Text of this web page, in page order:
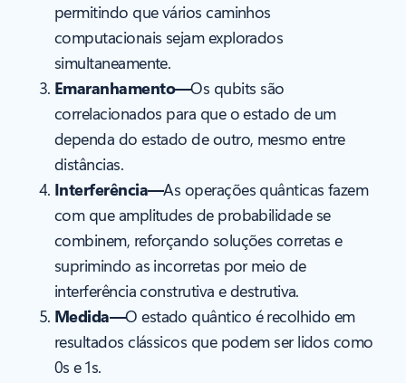
permitindo que vários caminhos
computacionais sejam explorados
simultaneamente.
Emaranhamento—Os qubits são
correlacionados para que o estado de um
dependa do estado de outro, mesmo entre
distâncias.
Interferência—As operações quânticas fazem
com que amplitudes de probabilidade se
combinem, reforçando soluções corretas e
suprimindo as incorretas por meio de
interferência construtiva e destrutiva.
Medida—O estado quântico é recolhido em
resultados clássicos que podem ser lidos como
0s e 1s.